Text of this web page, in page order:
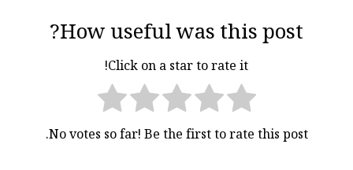
How useful was this post?
Click on a star to rate it!
No votes so far! Be the first to rate this post.